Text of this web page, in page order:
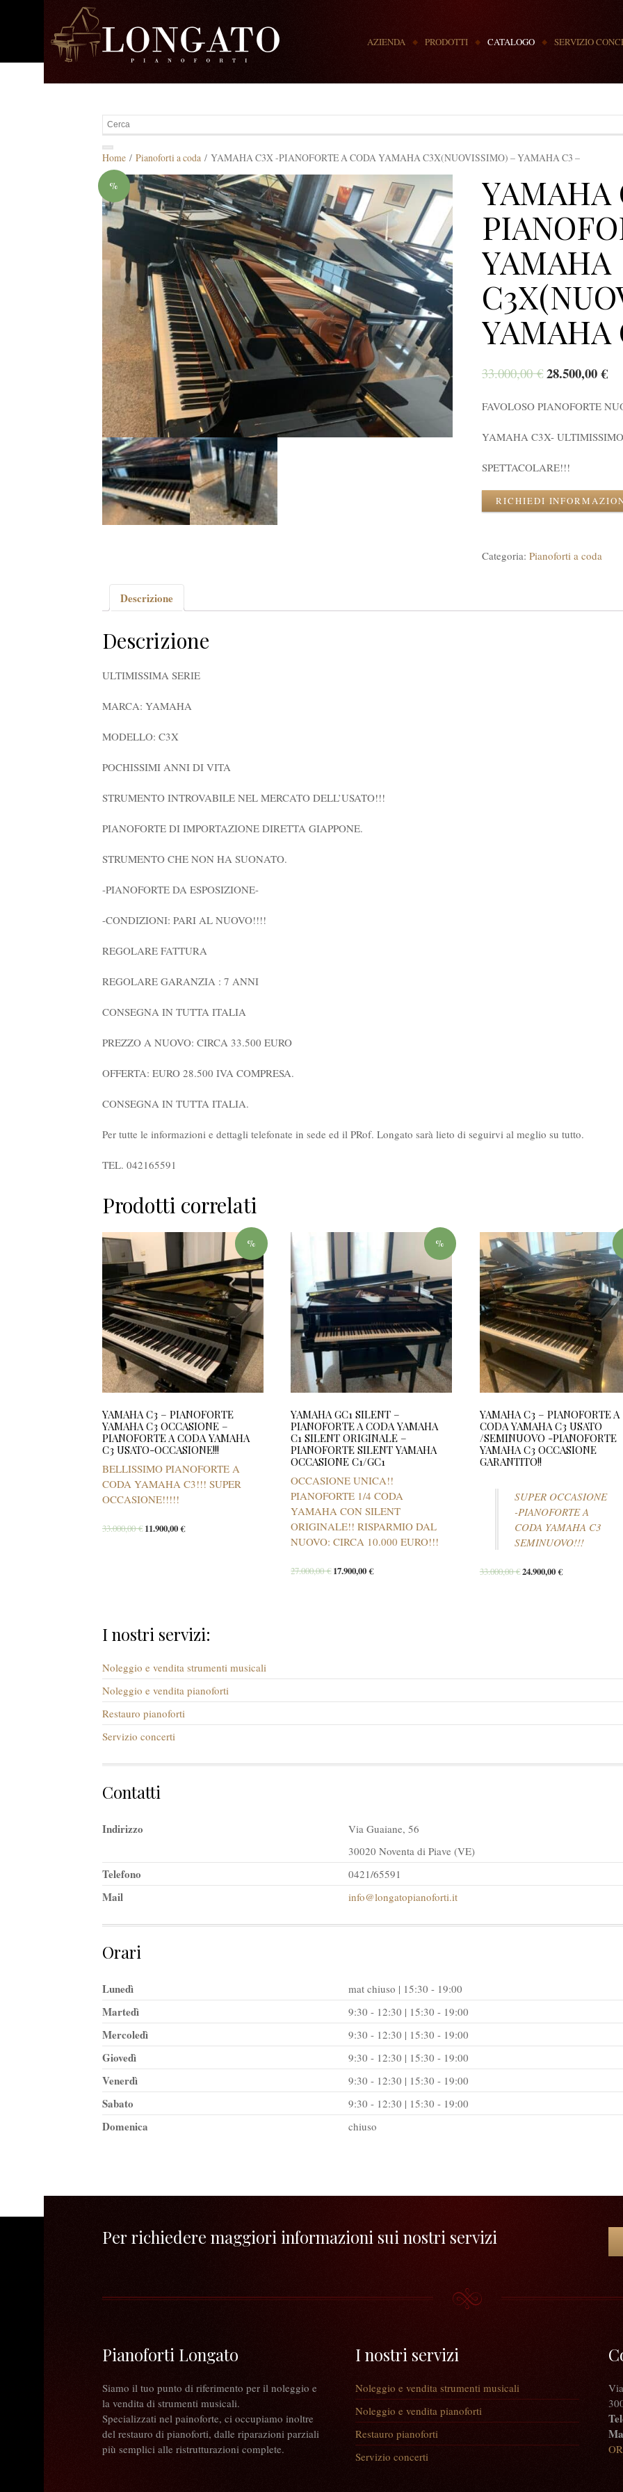
AZIENDA PRODOTTI CATALOGO SERVIZIO
Home / Pianoforti a coda / YAMAHA C3X -PIANOFORTE A CODA YAMAHA C3X(NUOVISSIMO) – YAMAHA C3 –
%
YAMAHA
YAMAHA
YAMAHA
33.000,00€ 28.500,00€
FAVOLOSO PIANOFORTE
YAMAHA C3X-
SPETTACOLARE!!!
RICHIEDI
Categoria: Pianoforti a coda
Descrizione
Descrizione
ULTIMISSIMA SERIE
MARCA: YAMAHA
MODELLO: C3X
POCHISSIMI ANNI DI VITA
STRUMENTO INTROVABILE NEL MERCATO DELL’USATO!!!
PIANOFORTE DI IMPORTAZIONE DIRETTA GIAPPONE.
STRUMENTO CHE NON HA SUONATO.
-PIANOFORTE DA ESPOSIZIONE-
-CONDIZIONI: PARI AL NUOVO!!!!
REGOLARE FATTURA
REGOLARE GARANZIA : 7 ANNI
CONSEGNA IN TUTTA ITALIA
PREZZO A NUOVO: CIRCA 33.500 EURO
OFFERTA: EURO 28.500 IVA COMPRESA.
CONSEGNA IN TUTTA ITALIA.
Per tutte le informazioni e dettagli telefonate in sede ed il PRof. Longato sarà lieto di seguirvi al meglio su tutto.
TEL. 042165591
Prodotti correlati
%
YAMAHA C3 – PIANOFORTE
YAMAHA C3 OCCASIONE –
PIANOFORTE A CODA YAMAHA
C3 USATO-OCCASIONE!!!
BELLISSIMO PIANOFORTE A
CODA YAMAHA C3!!! SUPER
OCCASIONE!!!!!
33.000,00€ 11.900,00€
%
YAMAHA GC1 SILENT –
PIANOFORTE A CODA YAMAHA
C1 SILENT ORIGINALE –
PIANOFORTE SILENT YAMAHA
OCCASIONE C1/GC1
OCCASIONE UNICA!!
PIANOFORTE 1/4 CODA
YAMAHA CON SILENT
ORIGINALE!! RISPARMIO DAL
NUOVO: CIRCA 10.000 EURO!!!
27.000,00€17.900,00€
YAMAHA C3 – PIANOFORTE A
CODA YAMAHA C3 USATO
/SEMINUOVO -PIANOFORTE
YAMAHA C3 OCCASIONE
GARANTITO!!
SUPER OCCASIONE
-PIANOFORTE A
CODA YAMAHA C3
SEMINUOVO!!!
33.000,00€24.900,00€
I nostri servizi:
Noleggio e vendita strumenti musicali
Noleggio e vendita pianoforti
Restauro pianoforti
Servizio concerti
Contatti
Indirizzo
Via Guaiane, 56
30020 Noventa di Piave (VE)
Telefono 0421/65591
Mail info@longatopianoforti.it
Orari
Lunedì mat chiuso | 15:30 - 19:00
Martedì 9:30 - 12:30 | 15:30 - 19:00
Mercoledì 9:30 - 12:30 | 15:30 - 19:00
Giovedì 9:30 - 12:30 | 15:30 - 19:00
Venerdì 9:30 - 12:30 | 15:30 - 19:00
Sabato 9:30 - 12:30 | 15:30 - 19:00
Domenica chiuso
Per richiedere maggiori informazioni sui nostri servizi
Pianoforti Longato
Siamo il tuo punto di riferimento per il noleggio e
la vendita di strumenti musicali.
Specializzati nel painoforte, ci occupiamo inoltre
del restauro di pianoforti, dalle riparazioni parziali
più semplici alle ristrutturazioni complete.
I nostri servizi
Noleggio e vendita strumenti musicali
Noleggio e vendita pianoforti
Restauro pianoforti
Servizio concerti